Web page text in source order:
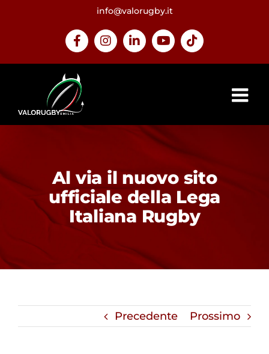
info@valorugby.it
FacebookInstagramLinkedInYouTubeTiktok
Al via il nuovo sito
ufficiale della Lega
Italiana Rugby
Precedente Prossimo